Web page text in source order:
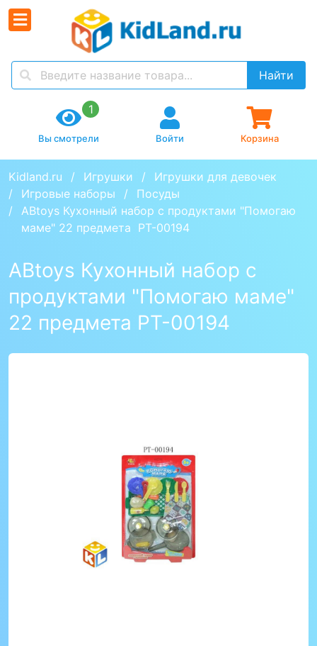
Найти
1
Вы смотрели Войти Корзина
Kidland.ru Игрушки
Игрушки для девочек
Игровые наборы
Посуды
ABtoys Кухонный набор с продуктами "Помогаю
маме" 22 предмета  PT-00194
ABtoys Кухонный набор с
продуктами "Помогаю маме"
22 предмета PT-00194